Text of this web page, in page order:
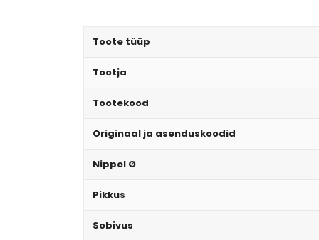
Toote tüüp
Tootja
Tootekood
Originaal ja asenduskoodid
Nippel Ø
Pikkus
Sobivus